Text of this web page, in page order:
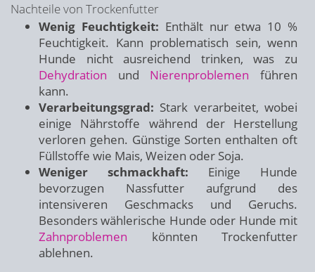
Nachteile von Trockenfutter
Wenig Feuchtigkeit: Enthält nur etwa 10 %
Feuchtigkeit. Kann problematisch sein, wenn
Hunde nicht ausreichend trinken, was zu
Dehydration und Nierenproblemen führen
kann.
Verarbeitungsgrad: Stark verarbeitet, wobei
einige Nährstoffe während der Herstellung
verloren gehen. Günstige Sorten enthalten oft
Füllstoffe wie Mais, Weizen oder Soja.
Weniger schmackhaft: Einige Hunde
bevorzugen Nassfutter aufgrund des
intensiveren Geschmacks und Geruchs.
Besonders wählerische Hunde oder Hunde mit
Zahnproblemen könnten Trockenfutter
ablehnen.